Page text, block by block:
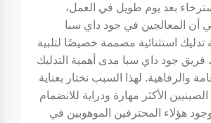
بعد يوم طويل في العمل،
أن المعالجين في جود داي سبا
استثنائية مصممة خصيصًا لتلبية
فريق جود داي سبا مدى أهمية التدليك
والرفاهية. لهذا السبب نختار بعناية
الأكثر مهارة ودراية للانضمام
هؤلاء المحترفين الموهوبين في